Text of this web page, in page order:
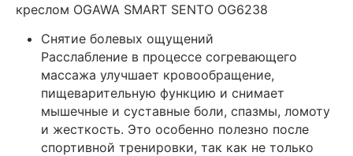
креслом OGAWA SMART SENTO OG6238
Снятие болевых ощущений
Расслабление в процессе согревающего
массажа улучшает кровообращение,
пищеварительную функцию и снимает
мышечные и суставные боли, спазмы, ломоту
и жесткость. Это особенно полезно после
спортивной тренировки, так как не только